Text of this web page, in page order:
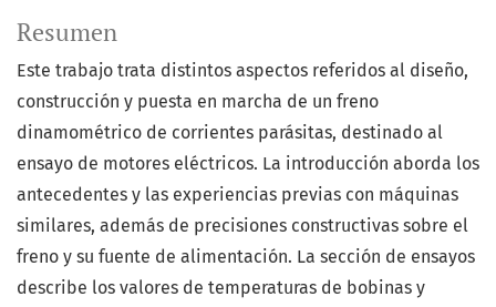
Resumen
Este trabajo trata distintos aspectos referidos al diseño,
construcción y puesta en marcha de un freno
dinamométrico de corrientes parásitas, destinado al
ensayo de motores eléctricos. La introducción aborda los
antecedentes y las experiencias previas con máquinas
similares, además de precisiones constructivas sobre el
freno y su fuente de alimentación. La sección de ensayos
describe los valores de temperaturas de bobinas y